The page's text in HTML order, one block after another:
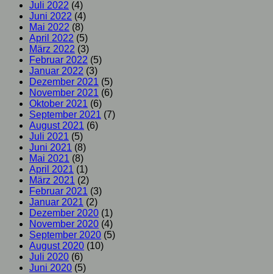
Juli 2022 (4)
Juni 2022 (4)
Mai 2022 (8)
April 2022 (5)
März 2022 (3)
Februar 2022 (5)
Januar 2022 (3)
Dezember 2021 (5)
November 2021 (6)
Oktober 2021 (6)
September 2021 (7)
August 2021 (6)
Juli 2021 (5)
Juni 2021 (8)
Mai 2021 (8)
April 2021 (1)
März 2021 (2)
Februar 2021 (3)
Januar 2021 (2)
Dezember 2020 (1)
November 2020 (4)
September 2020 (5)
August 2020 (10)
Juli 2020 (6)
Juni 2020 (5)